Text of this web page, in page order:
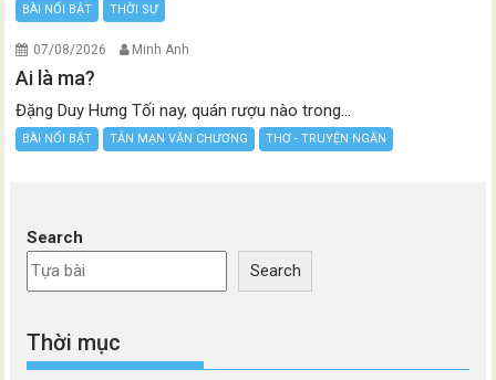
BÀI NỔI BẬT THỜI SỰ
07/08/2026 Minh Anh
Ai là ma?
Đặng Duy Hưng Tối nay, quán rượu nào trong...
BÀI NỔI BẬT TẢN MẠN VĂN CHƯƠNG THƠ - TRUYỆN NGẮN
Search
Search
Thời mục